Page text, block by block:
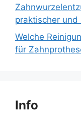
praktischer und
Welche
für
Info